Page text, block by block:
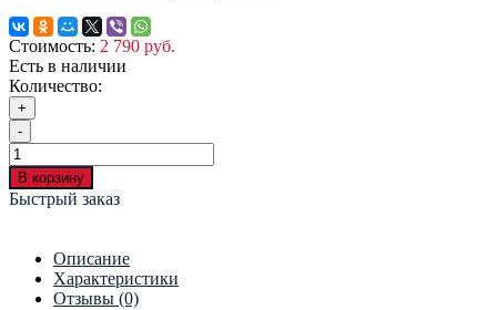
Стоимость: 2 790 руб.
Есть в наличии
Количество:
+
-
В корзину
Быстрый заказ
Описание
Характеристики
Отзывы (0)